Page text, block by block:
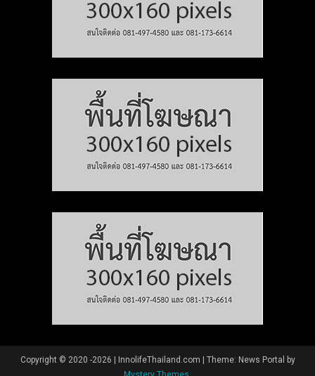
Copyright © 2020 -2026 | InnolifeThailand.com
Theme: News Portal by